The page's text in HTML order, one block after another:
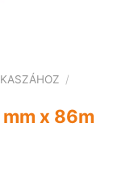
KASZÁHOZ /
x 86m